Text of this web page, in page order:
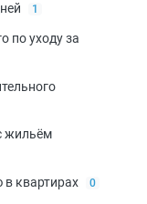
1
по уходу за
жильём
квартирах 0